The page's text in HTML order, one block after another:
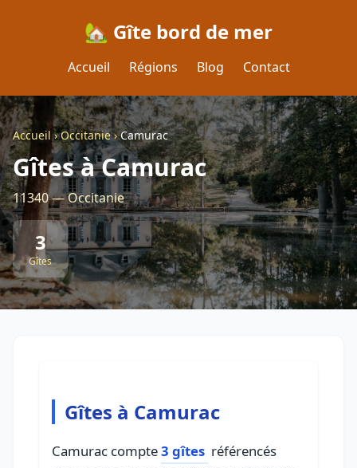
🏡 Gîte bord de mer
Accueil Régions Blog Contact
Accueil›Occitanie›Camurac
Gîtes à Camurac
11340 — Occitanie
3
Gîtes
Gîtes à Camurac
Camurac compte3 gîtes référencés